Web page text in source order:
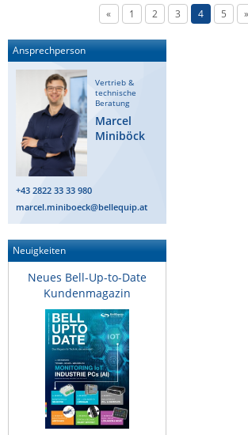
« 1 2 3 4 5 »
Ansprechperson
Vertrieb &
technische
Beratung
Marcel
Miniböck
+43 2822 33 33 980
marcel.miniboeck@bellequip.at
Neuigkeiten
Neues Bell-Up-to-Date
Kundenmagazin